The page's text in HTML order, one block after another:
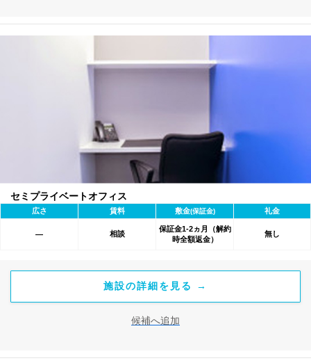
セミプライベートオフィス
広さ 賃料 敷金(保証金) 礼金
― 相談
保証金1-2ヵ月（解約
時全額返金）
無し
施設の詳細を見る →
候補へ追加